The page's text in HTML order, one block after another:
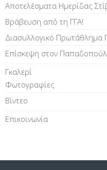
Αποτελέσματα Ημερίδας
Βράβευση από τη ΓΓΑ!
Διασυλλογικό Πρωτάθλημα
Επίσκεψη στον
Γκαλερί
Φωτογραφίες
Βίντεο
Επικοινωνία